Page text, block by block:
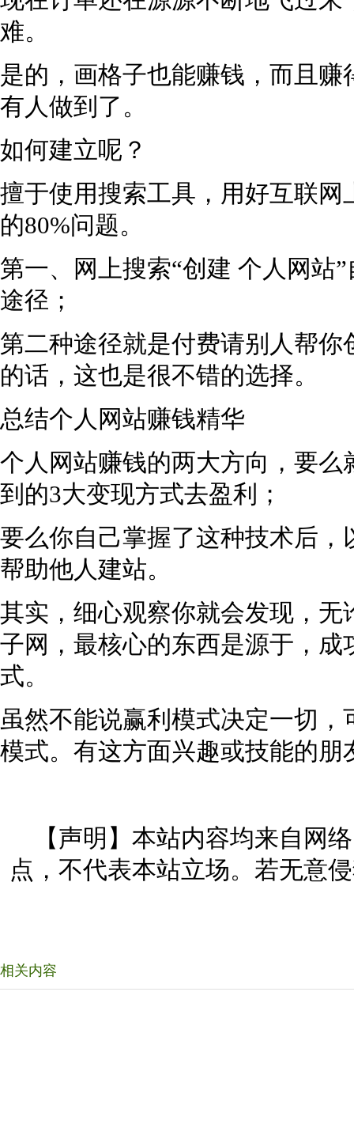
难。
是的，画格子也能赚钱，而且
有人做到了。
如何建立呢？
擅于使用搜索工具，用好互联
的80%问题。
第一、网上搜索“创建 个人网站
途径；
第二种途径就是付费请别人帮
的话，这也是很不错的选择。
总结个人网站赚钱精华
个人网站赚钱的两大方向，要
到的3大变现方式去盈利；
要么你自己掌握了这种技术后
帮助他人建站。
其实，细心观察你就会发现，
子网，最核心的东西是源于，
式。
虽然不能说赢利模式决定一切
模式。有这方面兴趣或技能的朋
【声明】本站内容均来自网
点，不代表本站立场。若无意
相关内容